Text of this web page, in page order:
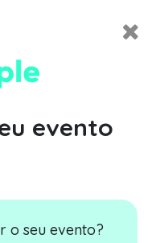
evento
o seu evento?